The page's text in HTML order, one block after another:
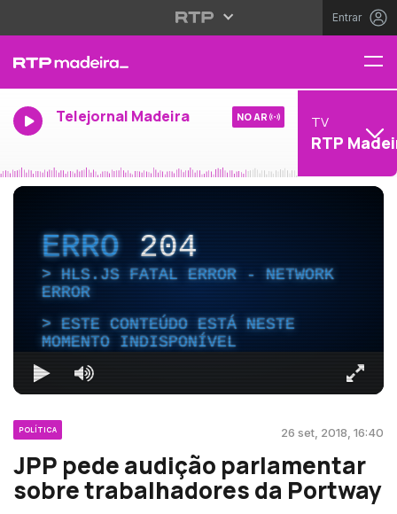
Entrar
Telejornal Madeira NO AR TV
RTP
ERRO204
HLS.JS FATAL ERROR - NETWORK
ERROR
ESTE CONTEÚDO ESTÁ NESTE
MOMENTO INDISPONÍVEL
POLÍTICA 26 set, 2018, 16:40
JPP pede audição parlamentar
sobre trabalhadores da Portway